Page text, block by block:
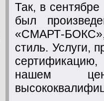
Так, в
был
«СМАРТ-БОКС»,
стиль. Услуги,
сертификацию,
нашем